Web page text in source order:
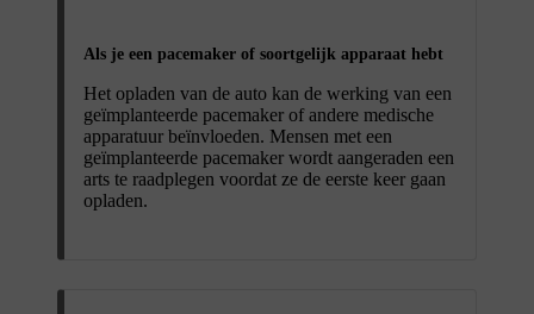
Als je een pacemaker of soortgelijk apparaat hebt
Het opladen van de auto kan de werking van een
geïmplanteerde pacemaker of andere medische
apparatuur beïnvloeden. Mensen met een
geïmplanteerde pacemaker wordt aangeraden een
arts te raadplegen voordat ze de eerste keer gaan
opladen.